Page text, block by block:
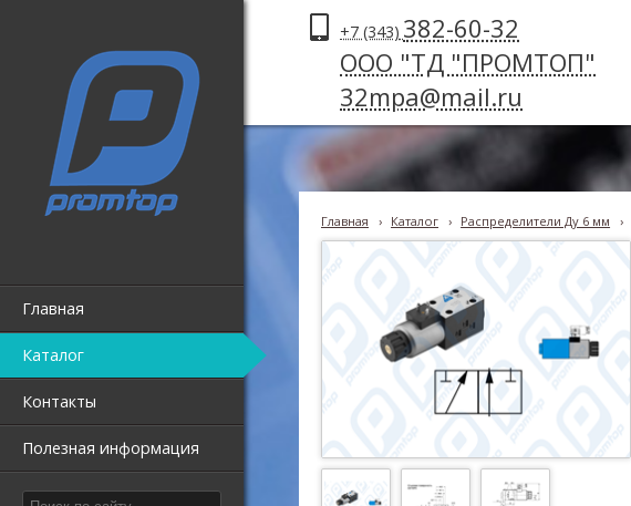
Главная
Каталог
Контакты
Полезная информация
+7 (343) 382-60-32
ООО "ТД "ПРОМТОП"
32mpa@mail.ru
Главная › Каталог › Распределители Ду 6 мм ›